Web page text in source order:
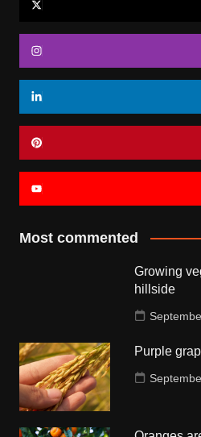
Most commented
Growing
hillside
Purple